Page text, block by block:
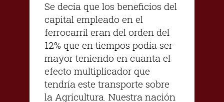
Se decía que los beneficios del
capital empleado en el
ferrocarril eran del orden del
12% que en tiempos podía ser
mayor teniendo en cuanta el
efecto multiplicador que
tendría este transporte sobre
la Agricultura. Nuestra nación